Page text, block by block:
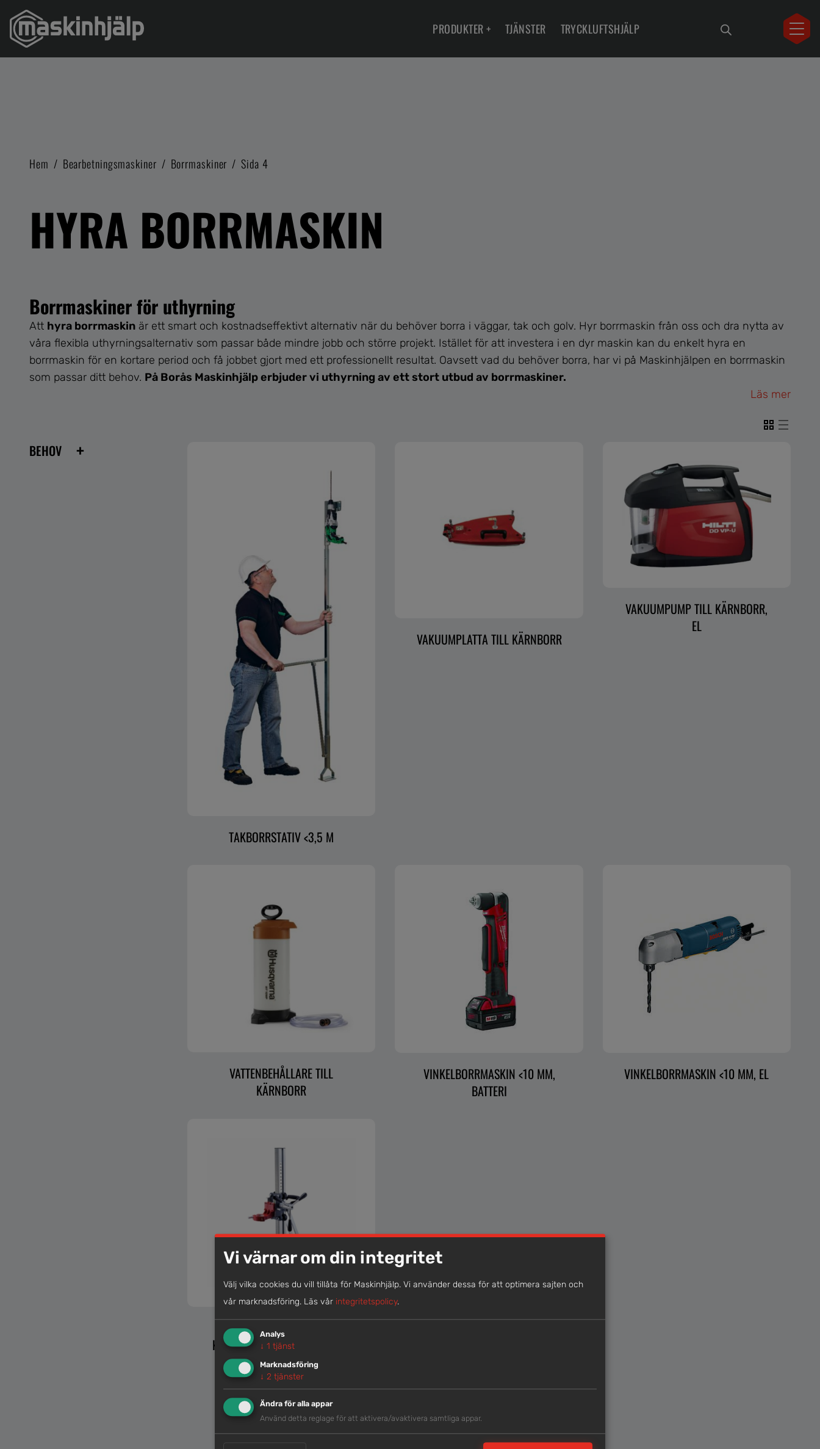
PRODUKTER+ TJÄNSTER TRYCKLUFTSHJÄLP
Hem / Bearbetningsmaskiner / Borrmaskiner / Sida 4
HYRA BORRMASKIN
Borrmaskiner för uthyrning
Att hyra borrmaskin är ett smart och kostnadseffektivt alternativ när du behöver borra i väggar, tak och golv. Hyr borrmaskin från oss och dra nytta av
våra flexibla uthyrningsalternativ som passar både mindre jobb och större projekt. Istället för att investera i en dyr maskin kan du enkelt hyra en
borrmaskin för en kortare period och få jobbet gjort med ett professionellt resultat. Oavsett vad du behöver borra, har vi på Maskinhjälpen en borrmaskin
som passar ditt behov. På Borås Maskinhjälp erbjuder vi uthyrning av ett stort utbud av borrmaskiner.
Läs mer
BEHOV +
TAKBORRSTATIV <3,5 M
VAKUUMPLATTA TILL KÄRNBORR
VAKUUMPUMP TILL KÄRNBORR,
EL
VATTENBEHÅLLARE TILL
KÄRNBORR
VINKELBORRMASKIN <10 MM,
BATTERI
VINKELBORRMASKIN <10 MM, EL
VINKLINGSBART STATIV TILL
KÄRNBORR, BORRDIA <200MM
Vi värnar om din integritet
Välj vilka cookies du vill tillåta för Maskinhjälp. Vi använder dessa för att optimera sajten och
vår marknadsföring. Läs vår integritetspolicy.
Analys
↓ 1 tjänst
Marknadsföring
↓ 2 tjänster
Ändra för alla appar
Använd detta reglage för att aktivera/avaktivera samtliga appar.